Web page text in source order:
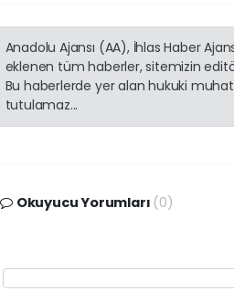
Anadolu Ajansı (AA), İhlas Haber
eklenen tüm haberler, sitemizin
Bu haberlerde yer alan hukuki
tutulamaz...
Okuyucu Yorumları (0)